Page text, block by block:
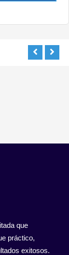
que
práctico,
exitosos.